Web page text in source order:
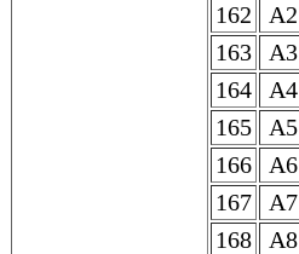
162
A2
163
A3
164
A4
165
A5
166
A6
167
A7
168
A8